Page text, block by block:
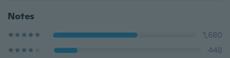
Notes
1,680
448